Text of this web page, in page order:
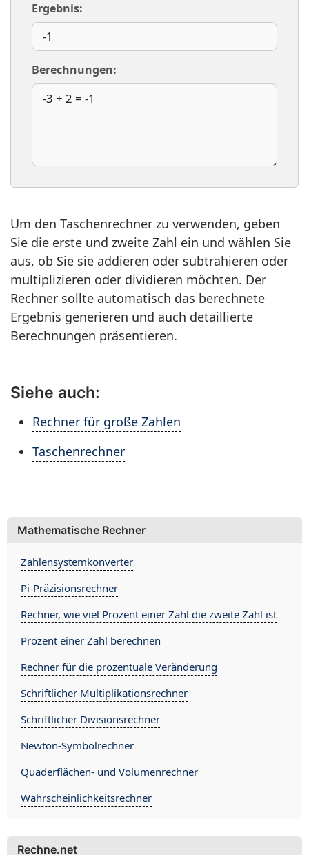
Ergebnis:
Berechnungen:
Um den Taschenrechner zu verwenden, geben
Sie die erste und zweite Zahl ein und wählen Sie
aus, ob Sie sie addieren oder subtrahieren oder
multiplizieren oder dividieren möchten. Der
Rechner sollte automatisch das berechnete
Ergebnis generieren und auch detaillierte
Berechnungen präsentieren.
Siehe auch:
Rechner für große Zahlen
Taschenrechner
Mathematische Rechner
Zahlensystemkonverter
Pi-Präzisionsrechner
Rechner, wie viel Prozent einer Zahl die zweite Zahl ist
Prozent einer Zahl berechnen
Rechner für die prozentuale Veränderung
Schriftlicher Multiplikationsrechner
Schriftlicher Divisionsrechner
Newton-Symbolrechner
Quaderflächen- und Volumenrechner
Wahrscheinlichkeitsrechner
Rechne.net